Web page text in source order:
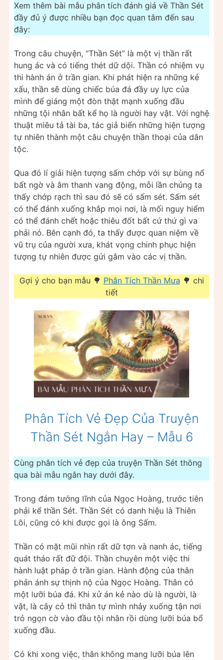
Xem thêm bài mẫu phân tích đánh giá về Thần Sét
đầy đủ ý được nhiều bạn đọc quan tâm đến sau
đây:
Trong câu chuyện, “Thần Sét” là một vị thần rất
hung ác và có tiếng thét dữ dội. Thần có nhiệm vụ
thi hành án ở trần gian. Khi phát hiện ra những kẻ
xấu, thần sẽ dùng chiếc búa đá đầy uy lực của
mình để giáng một đòn thật mạnh xuống đầu
những tội nhân bất kể họ là người hay vật. Với nghệ
thuật miêu tả tài ba, tác giả biến những hiện tượng
tự nhiên thành một câu chuyện thần thoại của dân
tộc.
Qua đó lí giải hiện tượng sấm chớp với sự bùng nổ
bất ngờ và âm thanh vang động, mỗi lần chúng ta
thấy chớp rạch thì sau đó sẽ có sấm sét. Sấm sét
có thể đánh xuống khắp mọi nơi, là mối nguy hiểm
có thể đánh chết hoặc thiêu đốt bất cứ thứ gì va
phải nó. Bên cạnh đó, ta thấy được quan niệm về
vũ trụ của người xưa, khát vọng chinh phục hiện
tượng tự nhiên được gửi gắm vào các vị thần.
Gợi ý cho bạn mẫu 🌳 Phân Tích Thần Mưa 🌳 chi
tiết
Phân Tích Vẻ Đẹp Của Truyện
Thần Sét Ngắn Hay – Mẫu 6
Cùng phân tích vẻ đẹp của truyện Thần Sét thông
qua bài mẫu ngắn hay dưới đây.
Trong đám tướng lĩnh của Ngọc Hoàng, trước tiên
phải kể thần Sét. Thần Sét có danh hiệu là Thiên
Lôi, cũng có khi được gọi là ông Sấm.
Thần có mặt mũi nhìn rất dữ tợn và nanh ác, tiếng
quát tháo rất đữ đội. Thần chuyên một việc thi
hành luật pháp ở trần gian. Hành động của thân
phản ánh sự thịnh nộ của Ngọc Hoàng. Thân có
một lưỡi búa đá. Khi xử án kẻ nào dù là người, là
vật, là cây cỏ thì thân tự mình nhảy xuống tận nơi
trỏ ngọn cờ vào đầu tội nhân rồi dùng lưỡi búa bổ
xuống đầu.
Có khi xong việc, thân không mang lưỡi búa lên